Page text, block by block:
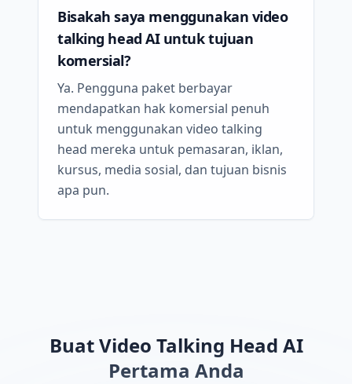
Bisakah saya menggunakan video
talking head AI untuk tujuan
komersial?
Ya. Pengguna paket berbayar
mendapatkan hak komersial penuh
untuk menggunakan video talking
head mereka untuk pemasaran, iklan,
kursus, media sosial, dan tujuan bisnis
apa pun.
Buat Video Talking Head AI
Pertama Anda